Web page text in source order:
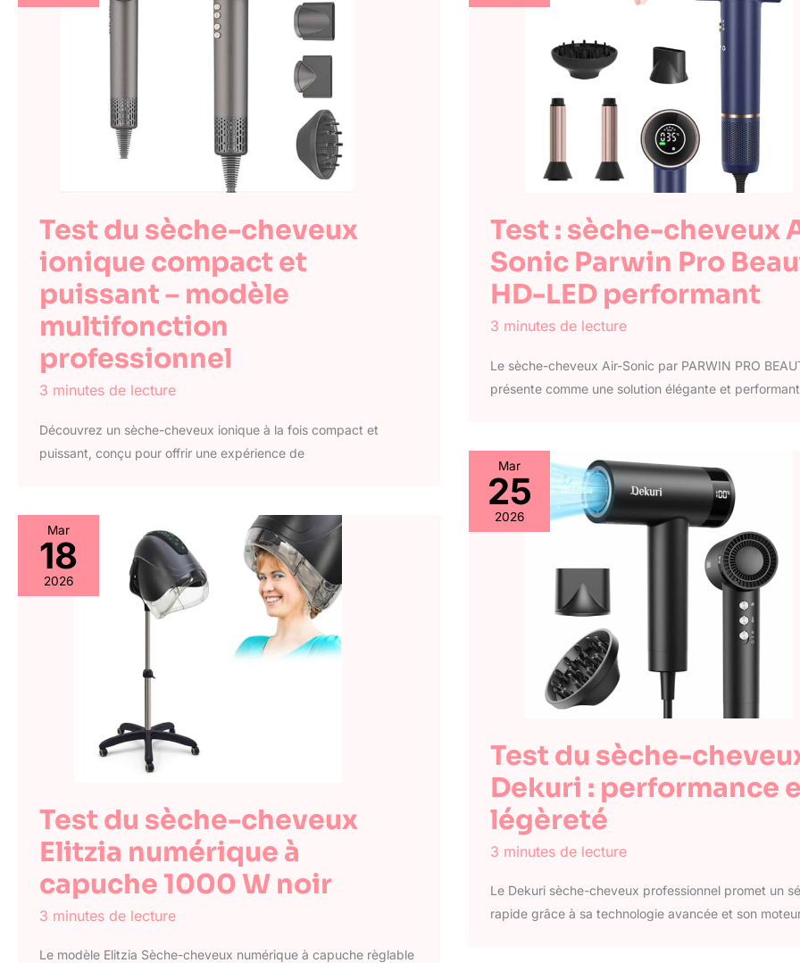
Test du sèche-cheveux
ionique compact et
puissant – modèle
multifonction
professionnel
3 minutes de lecture
Découvrez un sèche-cheveux ionique à la fois compact et
puissant, conçu pour offrir une expérience de
Test : sèche-cheveux
Sonic Parwin Pro
HD-LED performant
3 minutes de lecture
Le sèche-cheveux Air-Sonic par PARWIN PRO
présente comme une solution élégante et
Mar
25
2026
Test du sèche-
Dekuri : performance
légèreté
3 minutes de lecture
Le Dekuri sèche-cheveux professionnel promet un
rapide grâce à sa technologie avancée et son
Mar
18
2026
Test du sèche-cheveux
Elitzia numérique à
capuche 1000 W noir
3 minutes de lecture
Le modèle Elitzia Sèche-cheveux numérique à capuche règlable